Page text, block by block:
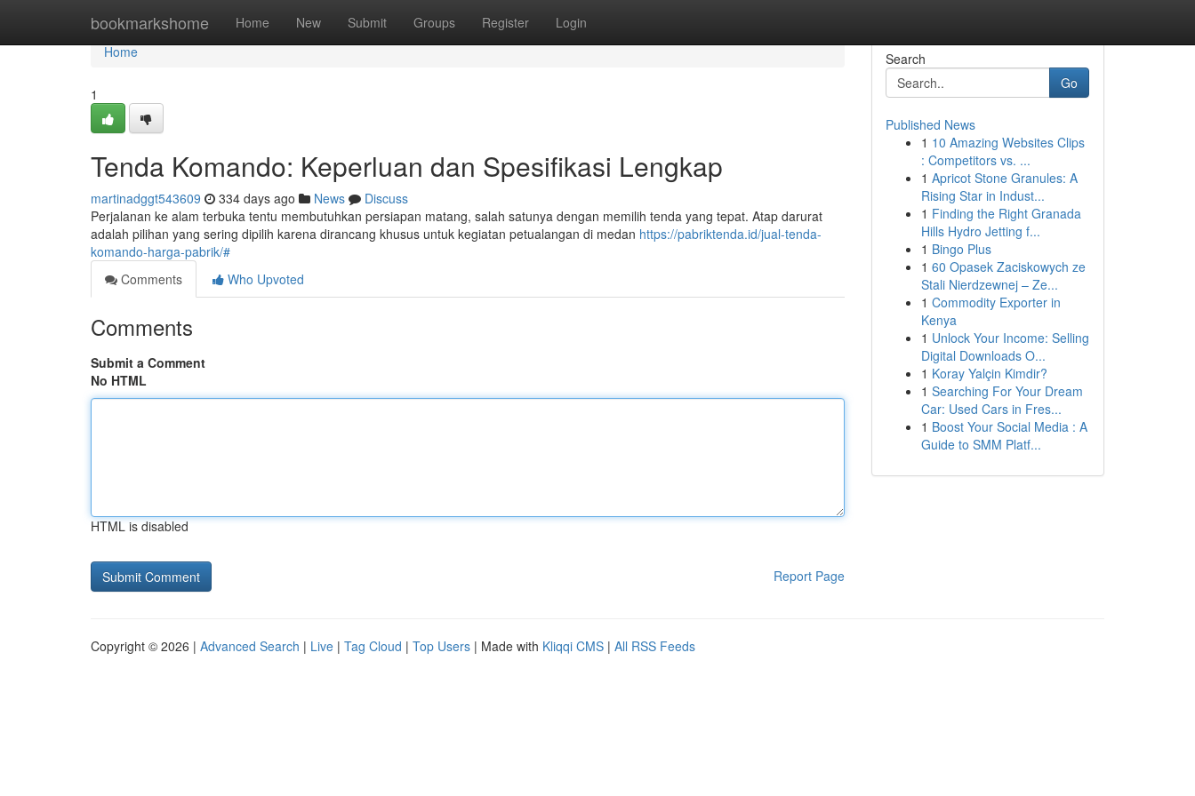
bookmarkshome Home New Submit Groups Register Login
Home
Home
1
Tenda Komando: Keperluan dan Spesifikasi Lengkap
martinadggt543609 334 days ago News
Discuss
Perjalanan ke alam terbuka tentu membutuhkan persiapan matang, salah satunya dengan memilih tenda yang tepat. Atap darurat
adalah pilihan yang sering dipilih karena dirancang khusus untuk kegiatan petualangan di medan https://pabriktenda.id/jual-tenda-
komando-harga-pabrik/#
Comments
Who Upvoted
Comments
Submit a Comment
No HTML
HTML is disabled
Report Page
Search
Go
Published News
1 10 Amazing Websites Clips
: Competitors vs. ...
1 Apricot Stone Granules: A
Rising Star in Indust...
1 Finding the Right Granada
Hills Hydro Jetting f...
1 Bingo Plus
1 60 Opasek Zaciskowych ze
Stali Nierdzewnej – Ze...
1 Commodity Exporter in
Kenya
1 Unlock Your Income: Selling
Digital Downloads O...
1 Koray Yalçin Kimdir?
1 Searching For Your Dream
Car: Used Cars in Fres...
1 Boost Your Social Media : A
Guide to SMM Platf...
Copyright © 2026 | Advanced Search | Live | Tag Cloud | Top Users | Made with Kliqqi CMS | All RSS Feeds